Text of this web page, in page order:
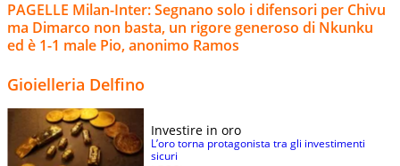
PAGELLE Milan-Inter: Segnano solo i difensori per Chivu
ma Dimarco non basta, un rigore generoso di Nkunku
ed è 1-1 male Pio, anonimo Ramos
Gioielleria Delfino
Investire in oro
L’oro torna protagonista tra gli investimenti
sicuri